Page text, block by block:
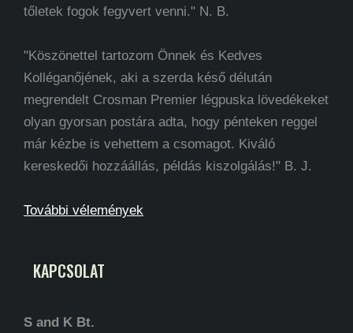
tőletek fogok fegyvert venni." N. B.
"Köszönettel tartozom Önnek és Kedves
Kolléganőjének, aki a szerda késő délután
megrendelt Crosman Premier légpuska lövedékeket
olyan gyorsan postára adta, hogy pénteken reggel
már kézbe is vehettem a csomagot. Kiváló
kereskedői hozzáállás, példás kiszolgálás!" B. J.
További vélemények
KAPCSOLAT
S and K Bt.